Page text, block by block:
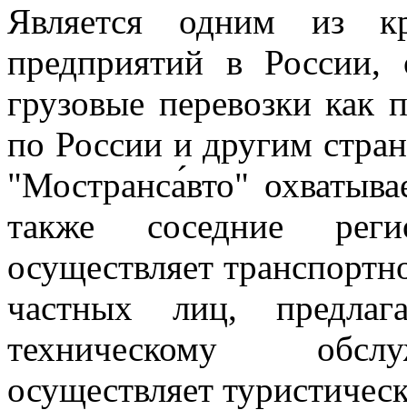
Является одним из
предприятий в России,
грузовые перевозки как
по России и другим
"Мостранса́вто"
также соседние
осуществляет
частных лиц,
техническому
осуществляет